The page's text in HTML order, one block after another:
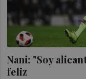
Nani: "Soy
feliz